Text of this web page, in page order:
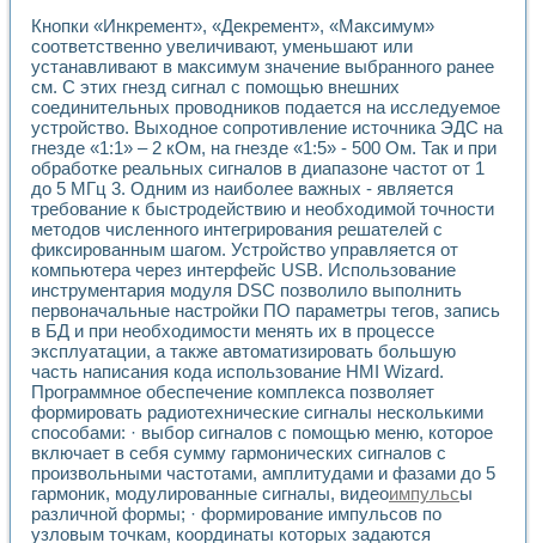
Лабораторные практикумы по информационно-
Виртуальный измеритель частотных характеристик на
Лабораторный практикум по основам теории Коммутации
Разработка виртуальной лабораторной работы
Виртуальные практикумы по электротехнике в среде
Из опыта внедрения в рамках национального проекта
Исследование эффективности решателей
Опыт разработки LabVIEW лабораторных практикумов
Проблемы повышения качества образования и
Развитие LabVIEW лабораторного практикума по
Разработка виртуальной лаборатории по электротехнике
Усовершенствованные алгоритмы частотного анализа
Об опыте работы учебного центра «Технологии
Технологии NI в магистерской программе «Прикладная
Система диагностики двигателей постоянного тока
Автоматизированный стенд формирования
Лабораторный практикум по курсу ИИС на базе
Партнеры
Академические и отраслевые институты
Учебные заведения
Бизнес
Контакты
Кнопки «Инкремент», «Декремент», «Максимум»
соответственно увеличивают, уменьшают или
устанавливают в максимум значение выбранного ранее
см. С этих гнезд сигнал с помощью внешних
соединительных проводников подается на исследуемое
устройство. Выходное сопротивление источника ЭДС на
гнезде «1:1» – 2 кОм, на гнезде «1:5» - 500 Ом. Так и при
обработке реальных сигналов в диапазоне частот от 1
до 5 МГц 3. Одним из наиболее важных - является
требование к быстродействию и необходимой точности
методов численного интегрирования решателей с
фиксированным шагом. Устройство управляется от
компьютера через интерфейс USB. Использование
инструментария модуля DSC позволило выполнить
первоначальные настройки ПО параметры тегов, запись
в БД и при необходимости менять их в процессе
эксплуатации, а также автоматизировать большую
часть написания кода использование HMI Wizard.
Программное обеспечение комплекса позволяет
формировать радиотехнические сигналы несколькими
способами: · выбор сигналов с помощью меню, которое
включает в себя сумму гармонических сигналов с
произвольными частотами, амплитудами и фазами до 5
гармоник, модулированные сигналы, видеоимпульсы
различной формы; · формирование импульсов по
узловым точкам, координаты которых задаются